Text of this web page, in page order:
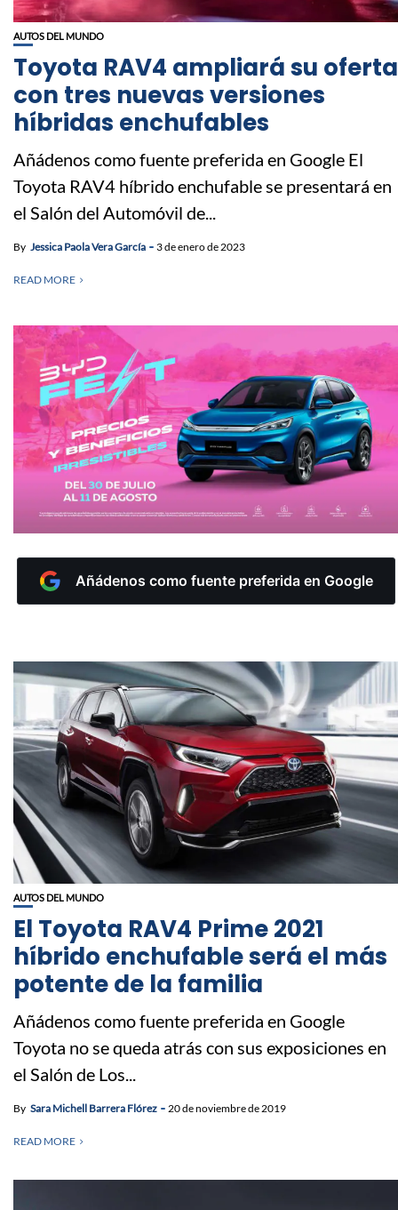
AUTOS DEL MUNDO
Toyota RAV4 ampliará su oferta
con tres nuevas versiones
híbridas enchufables
Añádenos como fuente preferida en Google El
Toyota RAV4 híbrido enchufable se presentará en
el Salón del Automóvil de...
By Jessica Paola Vera García 3 de enero de 2023
READ MORE
Añádenos como fuente preferida en Google
AUTOS DEL MUNDO
El Toyota RAV4 Prime 2021
híbrido enchufable será el más
potente de la familia
Añádenos como fuente preferida en Google
Toyota no se queda atrás con sus exposiciones en
el Salón de Los...
By Sara Michell Barrera Flórez 20 de noviembre de 2019
READ MORE